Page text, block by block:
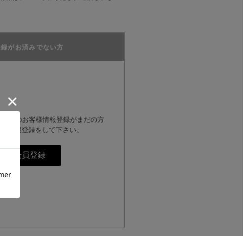
がお済みでない方
ップのお客様情報登録がまだの方
情報登録をして下さい。